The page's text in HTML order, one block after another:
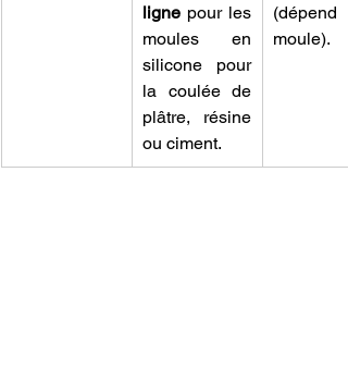
ligne pour les
moules en
silicone pour
la coulée de
plâtre, résine
ou ciment.
moule).